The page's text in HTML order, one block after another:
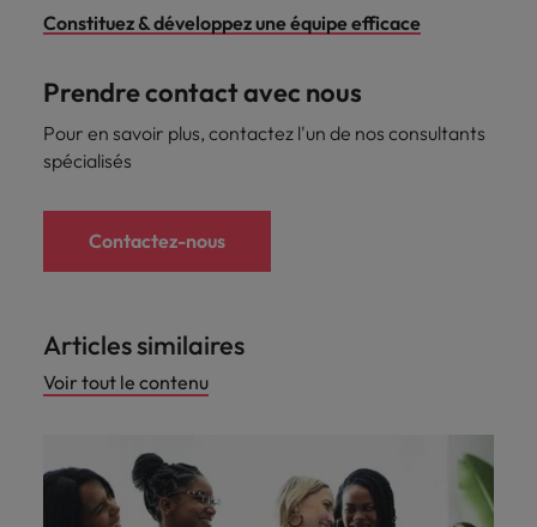
Constituez & développez une équipe efficace
Prendre contact avec nous
Pour en savoir plus, contactez l'un de nos consultants
spécialisés
Contactez-nous
Articles similaires
Voir tout le contenu